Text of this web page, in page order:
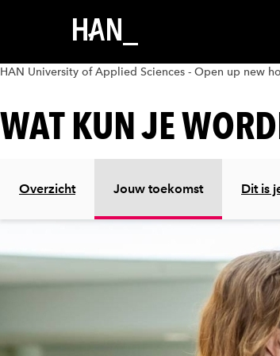
HAN University of Applied Sciences - Open up new
WAT KUN JE
Overzicht Jouw toekomst Dit is